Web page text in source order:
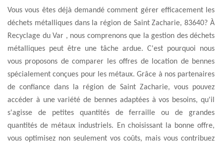
Vous vous êtes déjà demandé comment gérer efficacement les
déchets métalliques dans la région de Saint Zacharie, 83640? À
Recyclage du Var , nous comprenons que la gestion des déchets
métalliques peut être une tâche ardue. C'est pourquoi nous
vous proposons de comparer les offres de location de bennes
spécialement conçues pour les métaux. Grâce à nos partenaires
de confiance dans la région de Saint Zacharie, vous pouvez
accéder à une variété de bennes adaptées à vos besoins, qu'il
s'agisse de petites quantités de ferraille ou de grandes
quantités de métaux industriels. En choisissant la bonne offre,
vous optimisez non seulement vos coûts, mais vous contribuez